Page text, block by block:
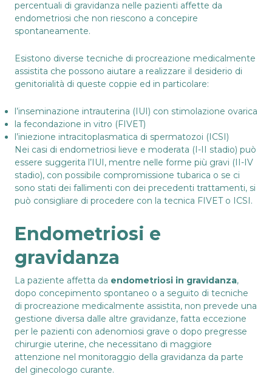
percentuali di gravidanza nelle pazienti affette da
endometriosi che non riescono a concepire
spontaneamente.
Esistono diverse tecniche di procreazione medicalmente
assistita che possono aiutare a realizzare il desiderio di
genitorialità di queste coppie ed in particolare:
l’inseminazione intrauterina (IUI) con stimolazione ovarica
la fecondazione in vitro (FIVET)
l’iniezione intracitoplasmatica di spermatozoi (ICSI)
Nei casi di endometriosi lieve e moderata (I-II stadio) può
essere suggerita l’IUI, mentre nelle forme più gravi (II-IV
stadio), con possibile compromissione tubarica o se ci
sono stati dei fallimenti con dei precedenti trattamenti, si
può consigliare di procedere con la tecnica FIVET o ICSI.
Endometriosi e
gravidanza
La paziente affetta da endometriosi in gravidanza,
dopo concepimento spontaneo o a seguito di tecniche
di procreazione medicalmente assistita, non prevede una
gestione diversa dalle altre gravidanze, fatta eccezione
per le pazienti con adenomiosi grave o dopo pregresse
chirurgie uterine, che necessitano di maggiore
attenzione nel monitoraggio della gravidanza da parte
del ginecologo curante.